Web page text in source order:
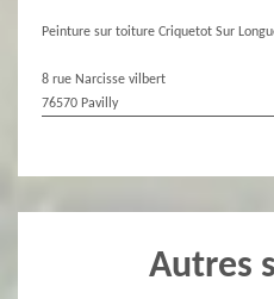
Peinture sur toiture Criquetot Sur
8 rue Narcisse vilbert
76570 Pavilly
Autres